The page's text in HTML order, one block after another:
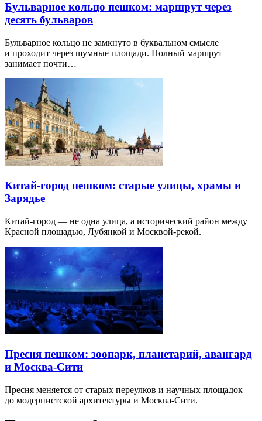
Бульварное кольцо пешком: маршрут через
десять бульваров
Бульварное кольцо не замкнуто в буквальном смысле
и проходит через шумные площади. Полный маршрут
занимает почти…
Китай-город пешком: старые улицы, храмы и
Зарядье
Китай-город — не одна улица, а исторический район между
Красной площадью, Лубянкой и Москвой-рекой.
Пресня пешком: зоопарк, планетарий, авангард
и Москва-Сити
Пресня меняется от старых переулков и научных площадок
до модернистской архитектуры и Москва-Сити.